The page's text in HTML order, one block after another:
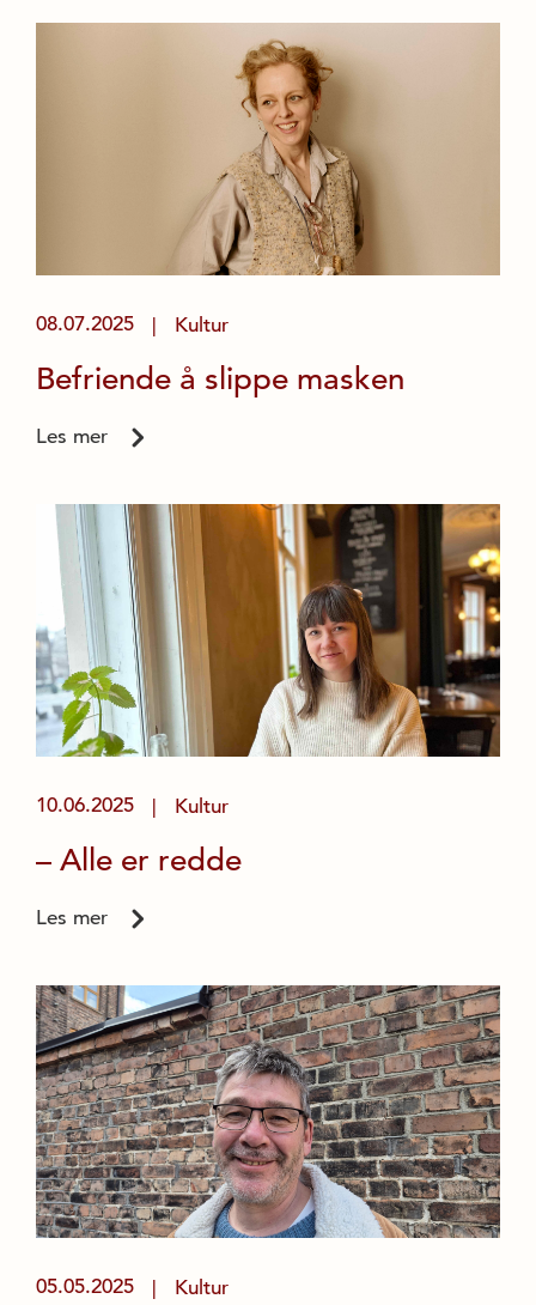
08.07.2025 Kultur
Befriende å slippe masken
Les mer
10.06.2025 Kultur
– Alle er redde
Les mer
05.05.2025 Kultur